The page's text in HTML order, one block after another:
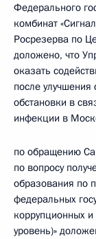
Федерального
комбинат
Росрезерва по
доложено, что
оказать
после улучшения
обстановки в
инфекции в
по обращению
по вопросу
образования по
федеральных
коррупционных
уровень)»